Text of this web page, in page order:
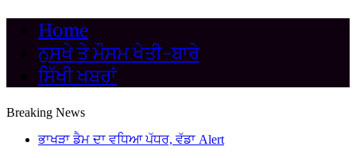
Home
ਨੁਸਖੇ ਤੇ ਮੌਸਮ ਖੇਤੀ-ਬਾਰੇ
ਸਿੱਖੀ ਖਬਰਾਂ
Breaking News
ਭਾਖੜਾ ਡੈਮ ਦਾ ਵਧਿਆ ਪੱਧਰ, ਵੱਡਾ Alert